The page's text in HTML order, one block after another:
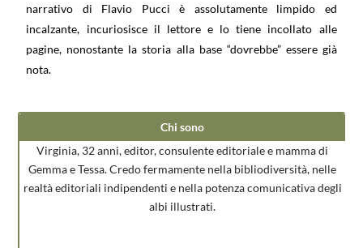
narrativo di Flavio Pucci è assolutamente limpido ed
incalzante, incuriosisce il lettore e lo tiene incollato alle
pagine, nonostante la storia alla base “dovrebbe” essere già
nota.
Chi sono
Virginia, 32 anni, editor, consulente editoriale e mamma di
Gemma e Tessa. Credo fermamente nella bibliodiversità, nelle
realtà editoriali indipendenti e nella potenza comunicativa degli
albi illustrati.